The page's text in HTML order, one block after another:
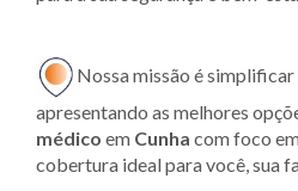
Nossa missão é simplificar
apresentando as melhores
médico em Cunha com foco
cobertura ideal para você, sua